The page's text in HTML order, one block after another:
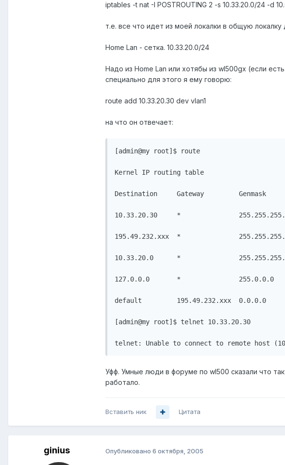
iptables -t nat -I POSTROUTING 2 -s 10.33.20.0/24 -d
т.е. все что идет из моей локалки в общую
Home Lan - сетка. 10.33.20.0/24
Надо из Home Lan или хотябы из wl500gx (если
специально для этого я ему говорю:
route add 10.33.20.30 dev vlan1
на что он отвечает:
[admin@my root]$ route
Kernel IP routing table
Destination     Gateway         Genmask
10.33.20.30     *
195.49.232.xxx  *
10.33.20.0      *
127.0.0.0       *               255.0.0.0
default         195.49.232.xxx  0.0.0.0
[admin@my root]$ telnet 10.33.20.30
telnet: Unable to connect to remote host
Уфф. Умные люди в форуме по wl500 cказали что
работало.
Вставить ник Цитата
ginius Опубликовано 6 октября, 2005